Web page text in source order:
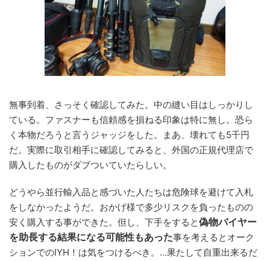
無事到着、さっそく確認してみた。中の縫い目はしっかりし
ている。ファスナーも信頼感を損ねる印象は特に無し。恐ら
く本物だろうと言うジャッジをした。まあ、壊れても5千円
だ。実際に取引相手に確認してみると、外国の正規代理店で
購入したものがダブついていたらしい。
どうやら並行輸入品と感づいた人たちは危険球を避けて入札
をしなかったようだ。おかげ様で多少リスクを負ったものの
安く購入する事ができた。但し、下手をすると偽物バイヤー
を助長する結果になる可能性もあった事を考えるとオーク
ションでのIYH！は気をつけるべき。…果たして自重出来るだ